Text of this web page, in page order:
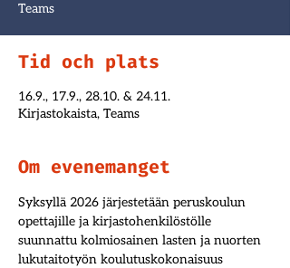
Teams
Tid och plats
16.9., 17.9., 28.10. & 24.11.
Kirjastokaista, Teams
Om evenemanget
Syksyllä 2026 järjestetään peruskoulun
opettajille ja kirjastohenkilöstölle
suunnattu kolmiosainen lasten ja nuorten
lukutaitotyön koulutuskokonaisuus